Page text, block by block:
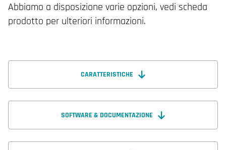
Abbiamo a disposizione varie opzioni, vedi scheda
prodotto per ulteriori informazioni.
CARATTERISTICHE
SOFTWARE & DOCUMENTAZIONE